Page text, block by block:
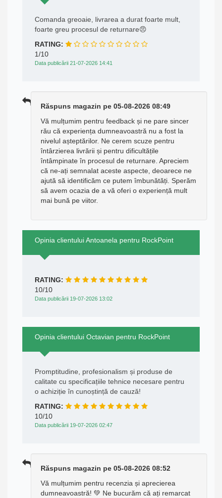
Comanda greoaie, livrarea a durat foarte mult,
foarte greu procesul de returnare😠
RATING:
1/10
Data publicării 21-07-2026 14:41
Răspuns magazin pe 05-08-2026 08:49
Vă mulțumim pentru feedback și ne pare sincer
rău că experiența dumneavoastră nu a fost la
nivelul așteptărilor. Ne cerem scuze pentru
întârzierea livrării și pentru dificultățile
întâmpinate în procesul de returnare. Apreciem
că ne-ați semnalat aceste aspecte, deoarece ne
ajută să identificăm ce putem îmbunătăți. Sperăm
să avem ocazia de a vă oferi o experiență mult
mai bună pe viitor.
Opinia clientului Antoanela pentru RockPoint
RATING:
10/10
Data publicării 19-07-2026 13:02
Opinia clientului Octavian pentru RockPoint
Promptitudine, profesionalism și produse de
calitate cu specificațiile tehnice necesare pentru
o achiziție în cunoștință de cauză!
RATING:
10/10
Data publicării 19-07-2026 02:47
Răspuns magazin pe 05-08-2026 08:52
Vă mulțumim pentru recenzia și aprecierea
dumneavoastră! 💚 Ne bucurăm că ați remarcat